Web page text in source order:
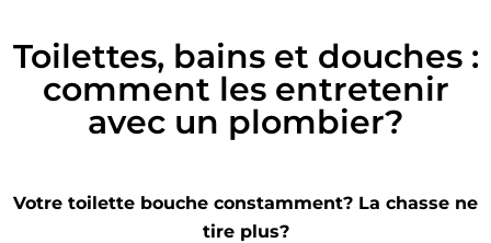
Toilettes, bains et douches :
comment les entretenir
avec un plombier?
Votre toilette bouche constamment? La chasse ne
tire plus?